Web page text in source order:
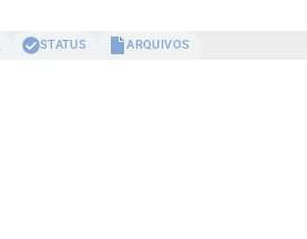
STATUS ARQUIVOS